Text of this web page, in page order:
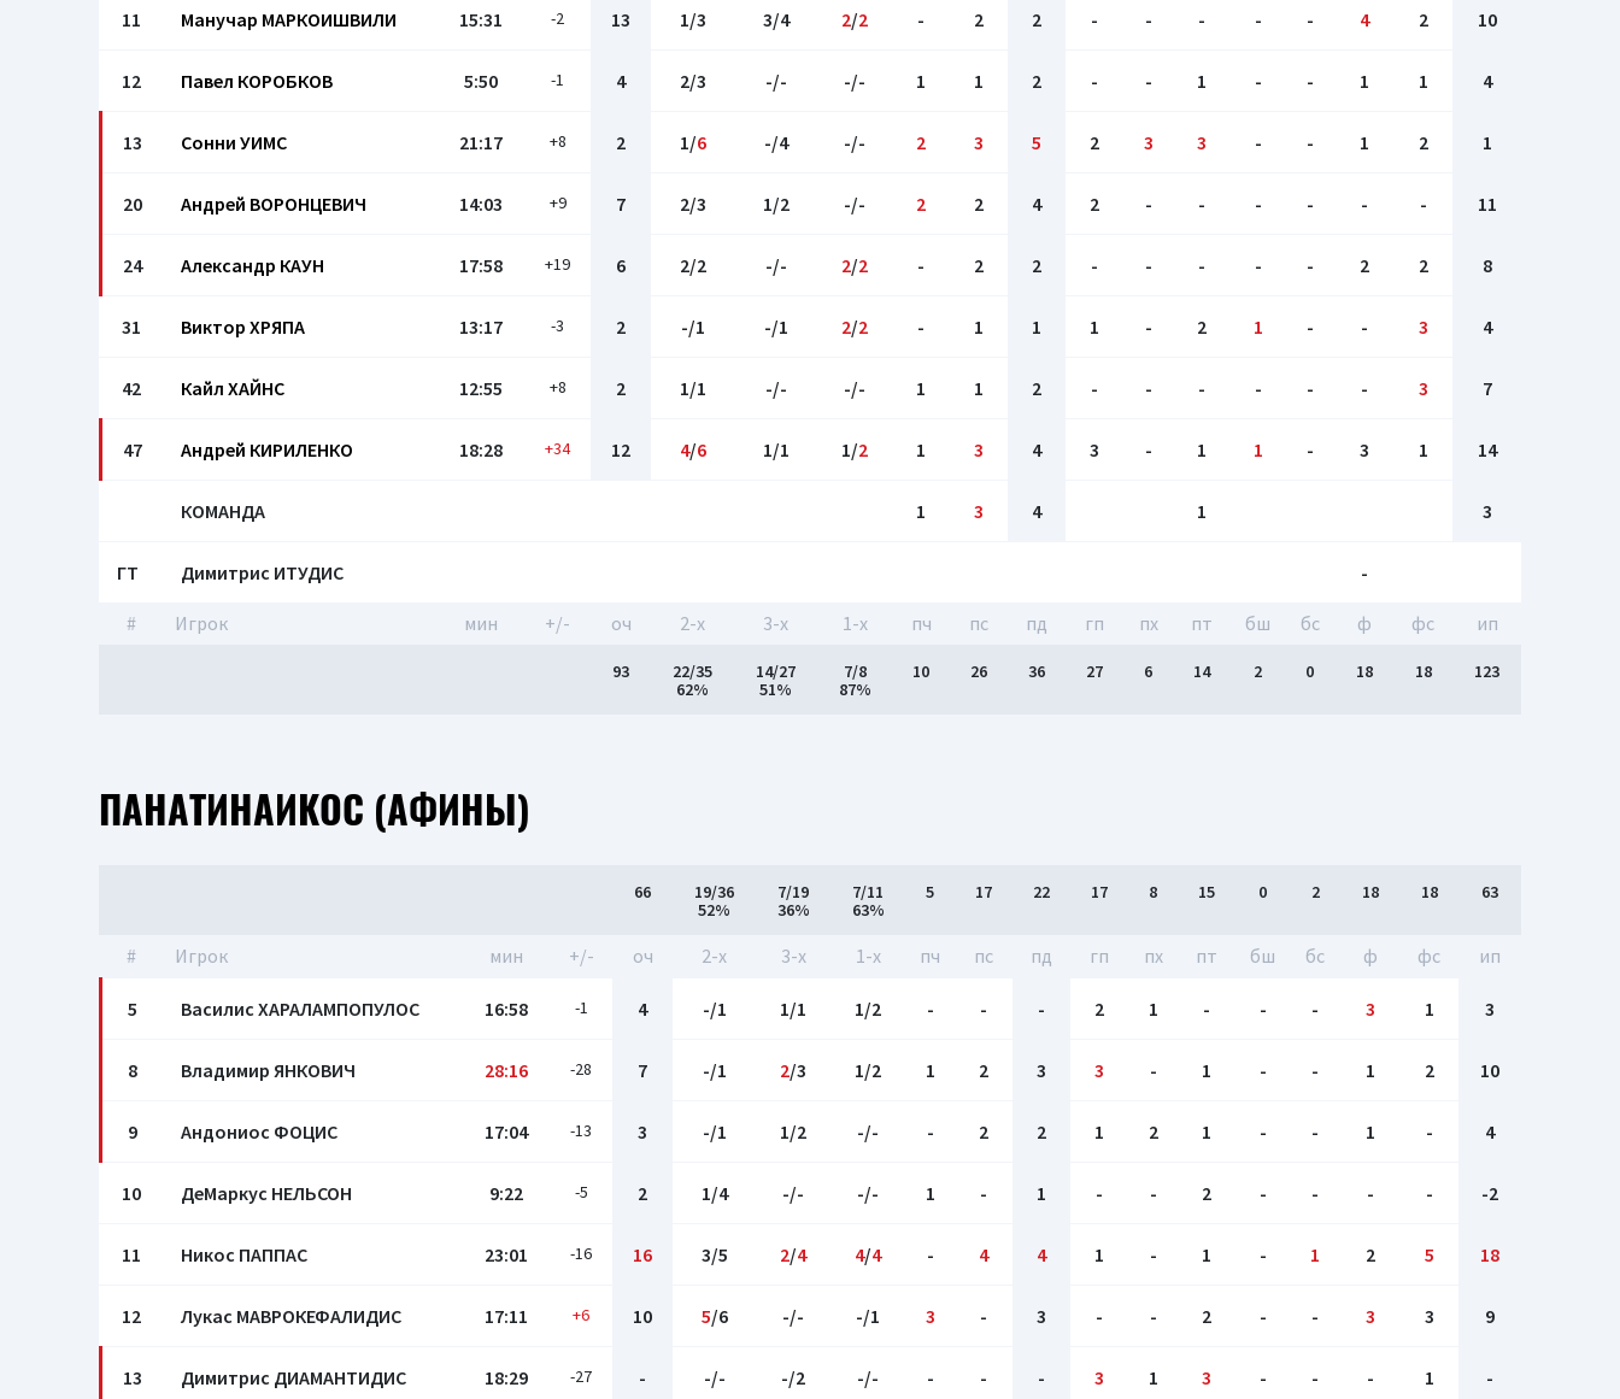
11 Манучар МАРКОИШВИЛИ 15:31 -2 13 1/3 3/4 2/2 - 2 2 - - - - - 4 2 10
12 Павел КОРОБКОВ 5:50 -1 4 2/3 -/- -/- 1 1 2 - - 1 - - 1 1 4
13 Сонни УИМС 21:17 +8 2 1/6 -/4 -/- 2 3 5 2 3 3 - - 1 2 1
20 Андрей ВОРОНЦЕВИЧ 14:03 +9 7 2/3 1/2 -/- 2 2 4 2 - - - - - - 11
24 Александр КАУН 17:58 +19 6 2/2 -/- 2/2 - 2 2 - - - - - 2 2 8
31 Виктор ХРЯПА 13:17 -3 2 -/1 -/1 2/2 - 1 1 1 - 2 1 - - 3 4
42 Кайл ХАЙНС 12:55 +8 2 1/1 -/- -/- 1 1 2 - - - - - - 3 7
47 Андрей КИРИЛЕНКО 18:28 +34 12 4/6 1/1 1/2 1 3 4 3 - 1 1 - 3 1 14
КОМАНДА 1 3 4 1 3
ГТ Димитрис ИТУДИС -
# Игрок мин +/- оч 2-x 3-x 1-x пч пс пд гп пх пт бш бc ф фс ип
93
22/35
62%
14/27
51%
7/8
87%
10 26 36 27 6 14 2 0 18 18 123
ПАНАТИНАИКОС (АФИНЫ)
66
19/36
52%
7/19
36%
7/11
63%
5 17 22 17 8 15 0 2 18 18 63
# Игрок мин +/- оч 2-x 3-x 1-x пч пс пд гп пх пт бш бc ф фс ип
5 Василис ХАРАЛАМПОПУЛОС 16:58 -1 4 -/1 1/1 1/2 - - - 2 1 - - - 3 1 3
8 Владимир ЯНКОВИЧ 28:16 -28 7 -/1 2/3 1/2 1 2 3 3 - 1 - - 1 2 10
9 Андониос ФОЦИС 17:04 -13 3 -/1 1/2 -/- - 2 2 1 2 1 - - 1 - 4
10 ДеМаркус НЕЛЬСОН 9:22 -5 2 1/4 -/- -/- 1 - 1 - - 2 - - - - -2
11 Никос ПАППАС 23:01 -16 16 3/5 2/4 4/4 - 4 4 1 - 1 - 1 2 5 18
12 Лукас МАВРОКЕФАЛИДИС 17:11 +6 10 5/6 -/- -/1 3 - 3 - - 2 - - 3 3 9
13 Димитрис ДИАМАНТИДИС 18:29 -27 - -/- -/2 -/- - - - 3 1 3 - - - 1 -